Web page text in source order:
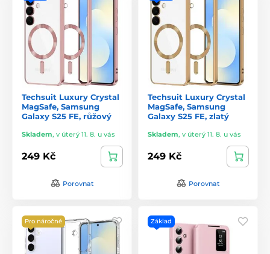
Techsuit Luxury Crystal
MagSafe, Samsung
Galaxy S25 FE, růžový
Skladem, v úterý 11. 8. u vás
249 Kč
Porovnat
Techsuit Luxury Crystal
MagSafe, Samsung
Galaxy S25 FE, zlatý
Skladem, v úterý 11. 8. u vás
249 Kč
Porovnat
Pro náročné Základ